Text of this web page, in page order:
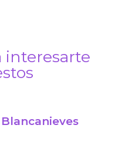
interesarte